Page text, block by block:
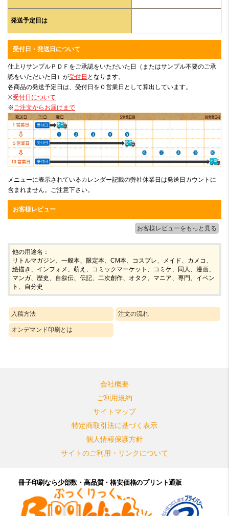
発送予定日は
受付日・発送日について
仕上りサンプルＰＤＦをご承認をいただいた日（またはサンプル不要のご承
認をいただいた日）が受付日 となります。
各商品の発送予定日は、受付日を０営業日として算出しています。
※受付日について
※ご注文からお届けまで
メニューに表示されているカレンダー記載の弊社休業日は発送日カウントに
含まれません。ご注意下さい。
お客様レビュー
お客様レビューをもっと見る
他の用途名：
リトルマガジン、一般本、限定本、CM本、コスプレ、メイド、カメコ、
絵描き、インフォメ、萌え、コミックマーケット、コミケ、同人、漫画、
マンガ、歴史、自叙伝、伝記、二次創作、オタク、マニア、専門、イベン
ト、自分史
入稿方法 注文の流れ
オンデマンド印刷とは
会社概要
ご利用規約
サイトマップ
特定商取引法に基づく表示
個人情報保護方針
サイトのご利用・リンクについて
冊子印刷なら少部数・高品質・格安価格のプリント通販